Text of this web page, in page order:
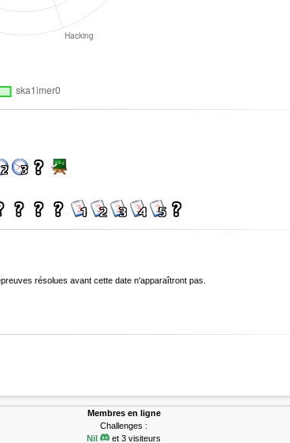
résolues avant cette date n'apparaîtront pas.
Membres en ligne
Challenges :
Nil
et 3 visiteurs